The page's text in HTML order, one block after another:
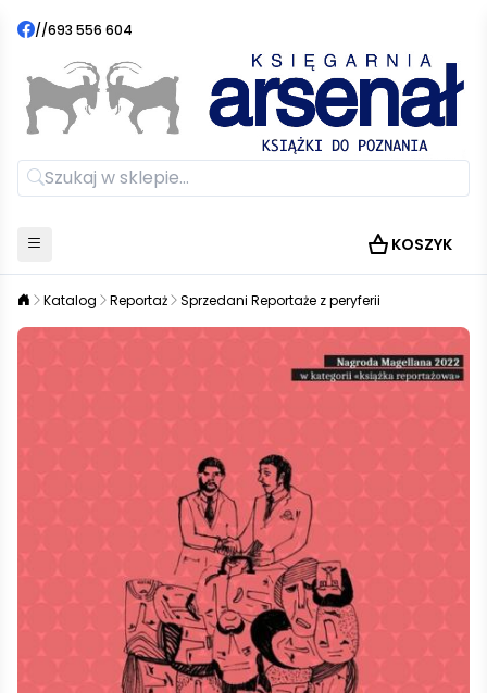
//693 556 604
KOSZYK
Katalog Reportaż Sprzedani Reportaże z peryferii